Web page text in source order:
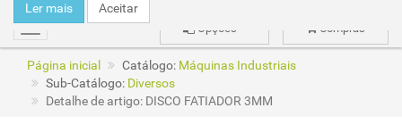
mudar Compras
Opções
Ler mais Aceitar
Página inicial Catálogo: Máquinas Industriais
Sub-Catálogo: Diversos
Detalhe de artigo: DISCO FATIADOR 3MM